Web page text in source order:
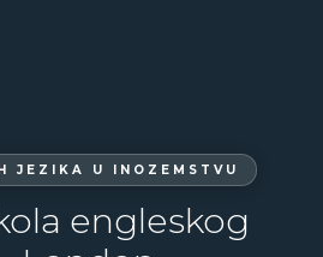
JEZIKA U INOZEMSTVU
engleskog